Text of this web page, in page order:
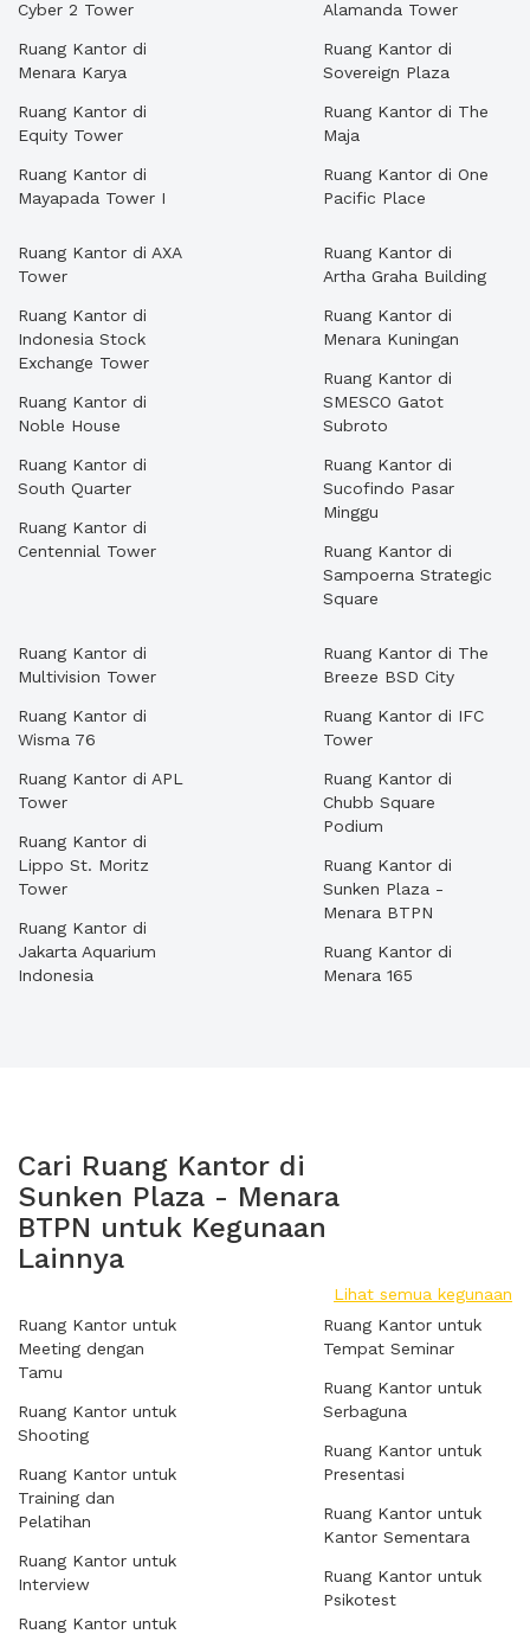
Cyber 2 Tower
Ruang Kantor di
Menara Karya
Ruang Kantor di
Equity Tower
Ruang Kantor di
Mayapada Tower I
Alamanda Tower
Ruang Kantor di
Sovereign Plaza
Ruang Kantor di The
Maja
Ruang Kantor di One
Pacific Place
Ruang Kantor di AXA
Tower
Ruang Kantor di
Indonesia Stock
Exchange Tower
Ruang Kantor di
Noble House
Ruang Kantor di
South Quarter
Ruang Kantor di
Centennial Tower
Ruang Kantor di
Artha Graha Building
Ruang Kantor di
Menara Kuningan
Ruang Kantor di
SMESCO Gatot
Subroto
Ruang Kantor di
Sucofindo Pasar
Minggu
Ruang Kantor di
Sampoerna Strategic
Square
Ruang Kantor di
Multivision Tower
Ruang Kantor di
Wisma 76
Ruang Kantor di APL
Tower
Ruang Kantor di
Lippo St. Moritz
Tower
Ruang Kantor di
Jakarta Aquarium
Indonesia
Ruang Kantor di The
Breeze BSD City
Ruang Kantor di IFC
Tower
Ruang Kantor di
Chubb Square
Podium
Ruang Kantor di
Sunken Plaza -
Menara BTPN
Ruang Kantor di
Menara 165
Cari Ruang Kantor di
Sunken Plaza - Menara
BTPN untuk Kegunaan
Lainnya
Lihat semua kegunaan
Ruang Kantor untuk
Meeting dengan
Tamu
Ruang Kantor untuk
Shooting
Ruang Kantor untuk
Training dan
Pelatihan
Ruang Kantor untuk
Interview
Ruang Kantor untuk
Ruang Kantor untuk
Tempat Seminar
Ruang Kantor untuk
Serbaguna
Ruang Kantor untuk
Presentasi
Ruang Kantor untuk
Kantor Sementara
Ruang Kantor untuk
Psikotest